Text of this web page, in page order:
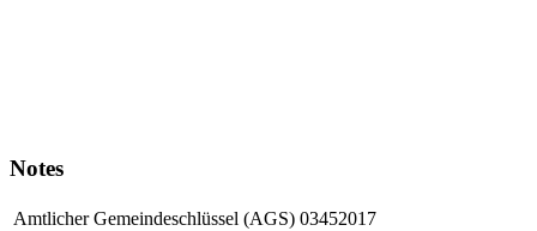
Notes
Amtlicher Gemeindeschlüssel (AGS) 03452017